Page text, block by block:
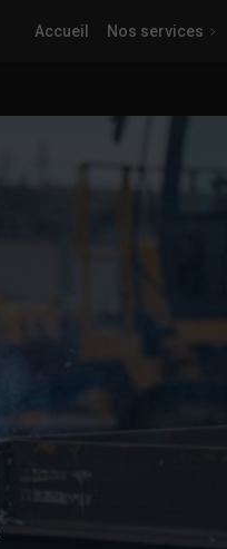
Accueil Nos services